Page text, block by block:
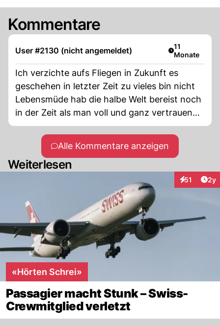
Kommentare
User #2130 (nicht angemeldet) Artikel
11
Monate
Ich verzichte aufs Fliegen in Zukunft es
geschehen in letzter Zeit zu vieles bin nicht
Lebensmüde hab die halbe Welt bereist noch
in der Zeit als man voll und ganz vertrauen
konnte was ist aus unserer Welt geworden
Alle Kommentare anzeigen
Weiterlesen
51 2y
«Hörten Schrei»
Passagier macht Stunk – Swiss-
Crewmitglied verletzt